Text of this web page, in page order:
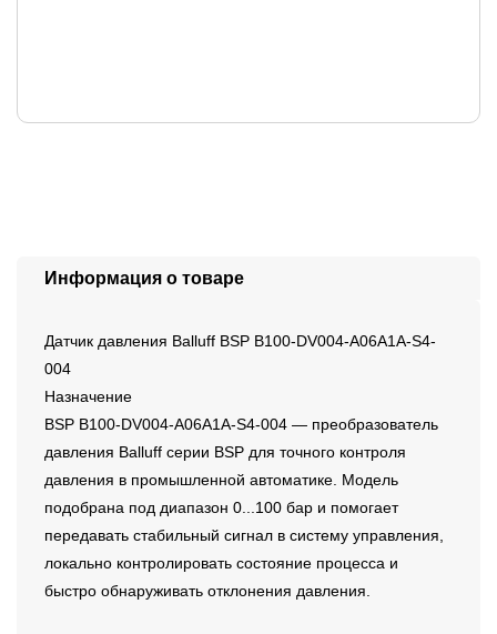
Информация о товаре
Датчик давления Balluff BSP B100-DV004-A06A1A-S4-
004
Назначение
BSP B100-DV004-A06A1A-S4-004 — преобразователь
давления Balluff серии BSP для точного контроля
давления в промышленной автоматике. Модель
подобрана под диапазон 0...100 бар и помогает
передавать стабильный сигнал в систему управления,
локально контролировать состояние процесса и
быстро обнаруживать отклонения давления.